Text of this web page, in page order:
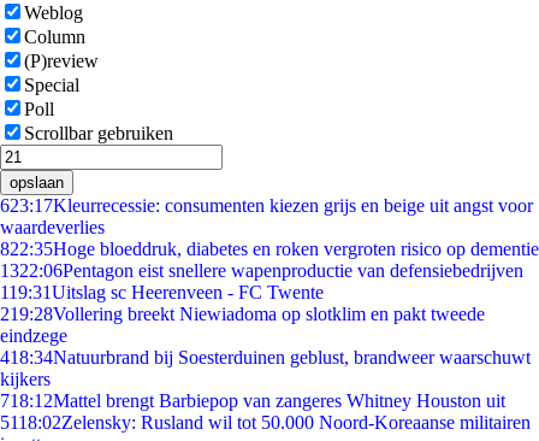
Weblog
Column
(P)review
Special
Poll
Scrollbar gebruiken
opslaan
623:17Kleurrecessie: consumenten kiezen grijs en beige uit angst voor
waardeverlies
822:35Hoge bloeddruk, diabetes en roken vergroten risico op dementie
1322:06Pentagon eist snellere wapenproductie van defensiebedrijven
119:31Uitslag sc Heerenveen - FC Twente
219:28Vollering breekt Niewiadoma op slotklim en pakt tweede
eindzege
418:34Natuurbrand bij Soesterduinen geblust, brandweer waarschuwt
kijkers
718:12Mattel brengt Barbiepop van zangeres Whitney Houston uit
5118:02Zelensky: Rusland wil tot 50.000 Noord-Koreaanse militairen